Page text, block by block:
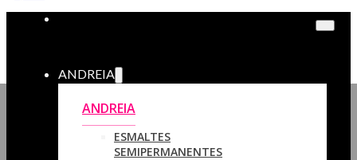
ANDREIA
ANDREIA
ESMALTES
SEMIPERMANENTES